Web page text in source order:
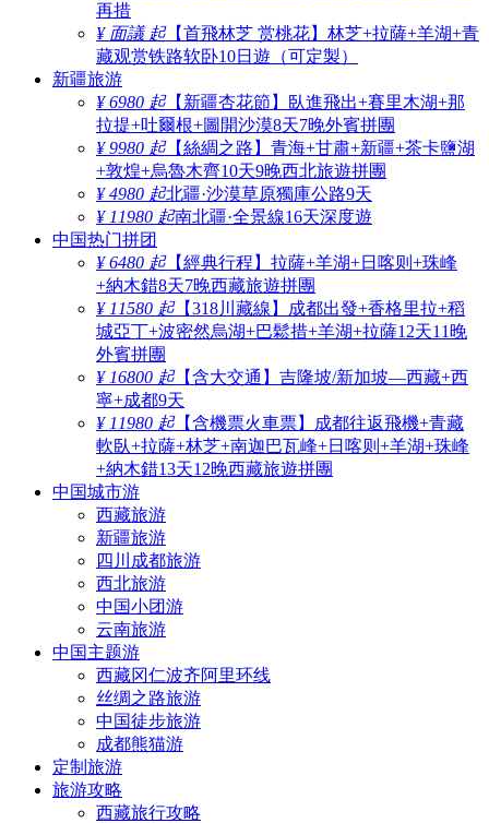
再措
¥ 面議 起【首飛林芝 赏桃花】林芝+拉薩+羊湖+青
藏观赏铁路软卧10日遊（可定製）
新疆旅游
¥ 6980 起【新疆杏花節】臥進飛出+賽里木湖+那
拉提+吐爾根+圖開沙漠8天7晚外賓拼團
¥ 9980 起【絲綢之路】青海+甘肅+新疆+茶卡鹽湖
+敦煌+烏魯木齊10天9晚西北旅遊拼團
¥ 4980 起北疆·沙漠草原獨庫公路9天
¥ 11980 起南北疆·全景線16天深度遊
中国热门拼团
¥ 6480 起【經典行程】拉薩+羊湖+日喀则+珠峰
+納木錯8天7晚西藏旅遊拼團
¥ 11580 起【318川藏線】成都出發+香格里拉+稻
城亞丁+波密然烏湖+巴鬆措+羊湖+拉薩12天11晚
外賓拼團
¥ 16800 起【含大交通】吉隆坡/新加坡—西藏+西
寧+成都9天
¥ 11980 起【含機票火車票】成都往返飛機+青藏
軟臥+拉薩+林芝+南迦巴瓦峰+日喀则+羊湖+珠峰
+納木錯13天12晚西藏旅遊拼團
中国城市游
西藏旅游
新疆旅游
四川成都旅游
西北旅游
中国小团游
云南旅游
中国主题游
西藏冈仁波齐阿里环线
丝绸之路旅游
中国徒步旅游
成都熊猫游
定制旅游
旅游攻略
西藏旅行攻略